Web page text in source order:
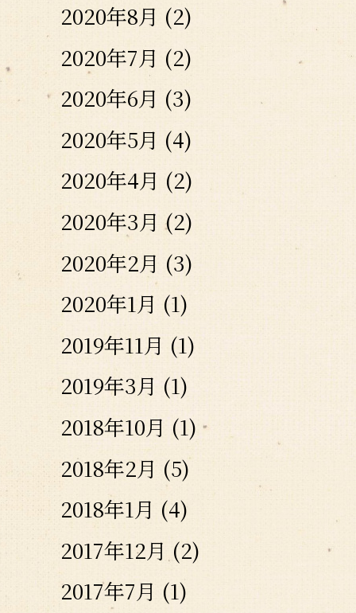
2020年8月 (2)
2020年7月 (2)
2020年6月 (3)
2020年5月 (4)
2020年4月 (2)
2020年3月 (2)
2020年2月 (3)
2020年1月 (1)
2019年11月 (1)
2019年3月 (1)
2018年10月 (1)
2018年2月 (5)
2018年1月 (4)
2017年12月 (2)
2017年7月 (1)